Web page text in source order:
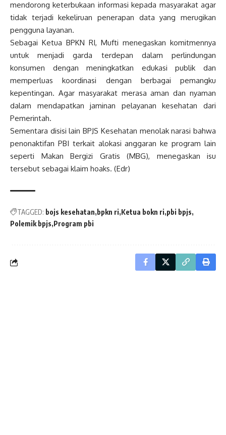
mendorong keterbukaan informasi kepada masyarakat agar
tidak terjadi kekeliruan penerapan data yang merugikan
pengguna layanan.
Sebagai Ketua BPKN RI, Mufti menegaskan komitmennya
untuk menjadi garda terdepan dalam perlindungan
konsumen dengan meningkatkan edukasi publik dan
memperluas koordinasi dengan berbagai pemangku
kepentingan. Agar masyarakat merasa aman dan nyaman
dalam mendapatkan jaminan pelayanan kesehatan dari
Pemerintah.
Sementara disisi lain BPJS Kesehatan menolak narasi bahwa
penonaktifan PBI terkait alokasi anggaran ke program lain
seperti Makan Bergizi Gratis (MBG), menegaskan isu
tersebut sebagai klaim hoaks. (Edr)
TAGGED: bojs kesehatan bpkn ri Ketua bokn ri pbi bpjs
Polemik bpjs Program pbi